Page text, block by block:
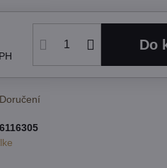
Doručení